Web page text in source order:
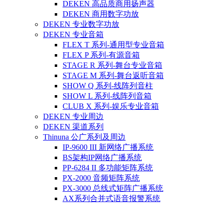
DEKEN 高品质商用扬声器
DEKEN 商用数字功放
DEKEN 专业数字功放
DEKEN 专业音箱
FLEX T 系列-通用型专业音箱
FLEX P 系列-有源音箱
STAGE R 系列-舞台专业音箱
STAGE M 系列-舞台返听音箱
SHOW Q 系列-线阵列音柱
SHOW L 系列-线阵列音箱
CLUB X 系列-娱乐专业音箱
DEKEN 专业周边
DEKEN 渠道系列
Thinuna 公广系列及周边
IP-9600 III 新网络广播系统
BS架构IP网络广播系统
PP-6284 II 多功能矩阵系统
PX-2000 音频矩阵系统
PX-3000 总线式矩阵广播系统
AX系列合并式语音报警系统